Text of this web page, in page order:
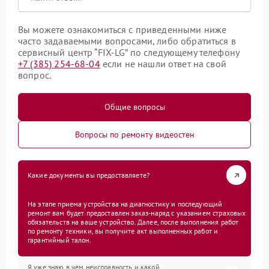
Вы можете ознакомиться с приведенными ниже
часто задаваемыми вопросами, либо обратиться в
сервисный центр “FIX-LG” по следующему телефону
+7 (385) 254-68-04если не нашли ответ на свой
вопрос.
Общие вопросы
Вопросы по ремонту видеостен
Какие документы вы предоставляете?
На этапе приема устройства на диагностику и последующий
ремонт вам будет предоставлен заказ-наряд с указанием страховых
обязательств на ваше устройство. Далее, после выполнения работ
по ремонту техники, вы получите акт выполненных работ и
гарантийный талон.
Я уже знаю в чем неисправность и какой